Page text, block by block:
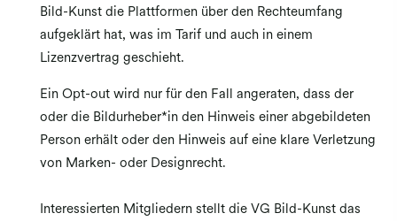
Bild-Kunst die Plattformen über den Rechteumfang
aufgeklärt hat, was im Tarif und auch in einem
Lizenzvertrag geschieht.
Ein Opt-out wird nur für den Fall angeraten, dass der
oder die Bildurheber*in den Hinweis einer abgebildeten
Person erhält oder den Hinweis auf eine klare Verletzung
von Marken- oder Designrecht.
Interessierten Mitgliedern stellt die VG Bild-Kunst das